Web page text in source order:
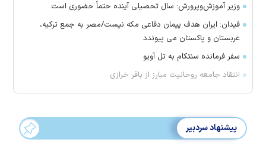
وزیر آموزش‌وپرورش: سال تحصیلی آینده حتماً حضوری است
فیدان: ایران هدف پیمان دفاعی مکه نیست/مصر به جمع ترکیه،
عربستان و پاکستان می پیوندد
سفر فرمانده سنتکام به تل آویو
انتقاد جامعه روحانیت مبارز از باقر خرازی
پیشنهاد سردبیر